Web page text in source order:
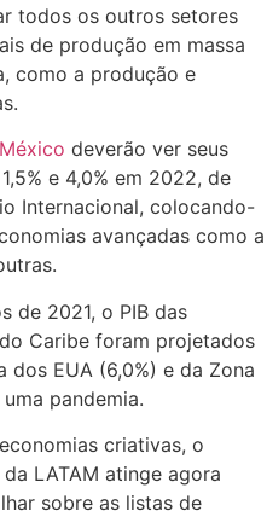
todos os outros setores
de produção em massa
como a produção e
México deverão ver seus
e 4,0% em 2022, de
Internacional, colocando-
avançadas como a
de 2021, o PIB das
Caribe foram projetados
dos EUA (6,0%) e da Zona
pandemia.
criativas, o
LATAM atinge agora
sobre as listas de